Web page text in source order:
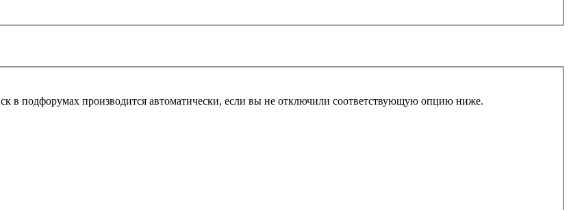
в подфорумах производится автоматически, если вы не отключили соответствующую опцию ниже.